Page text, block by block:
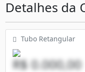
Detalhes da
Tubo Retangular
R$ 0.000,00